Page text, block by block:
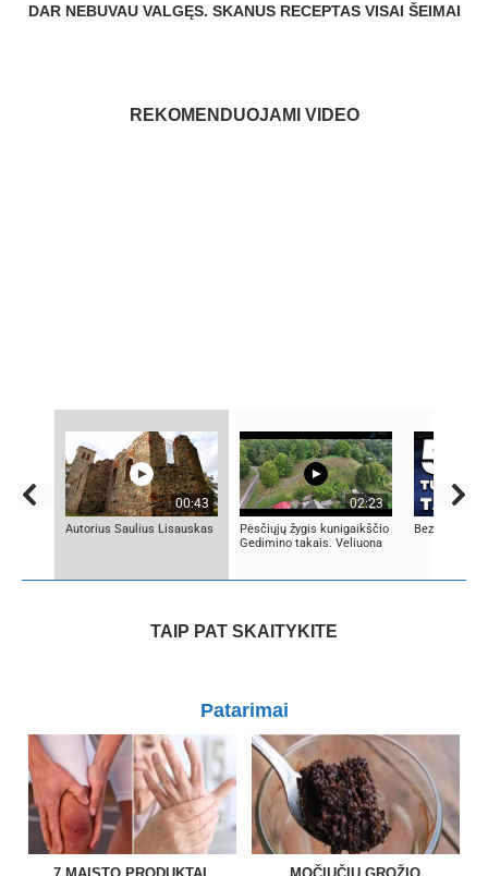
DAR NEBUVAU VALGĘS. SKANUS RECEPTAS VISAI ŠEIMAI
REKOMENDUOJAMI VIDEO
00:43
Autorius Saulius Lisauskas
02:23
Pėsčiųjų žygis kunigaikščio
Gedimino takais. Veliuona
Bezos
TAIP PAT SKAITYKITE
Patarimai
7 MAISTO PRODUKTAI, MOČIUČIŲ GROŽIO